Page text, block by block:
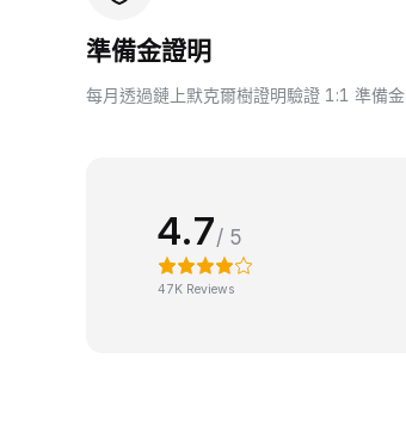
準備金證明
每月透過鏈上默克爾樹證明驗證 1:1 準備金
4.7/ 5
47K Reviews